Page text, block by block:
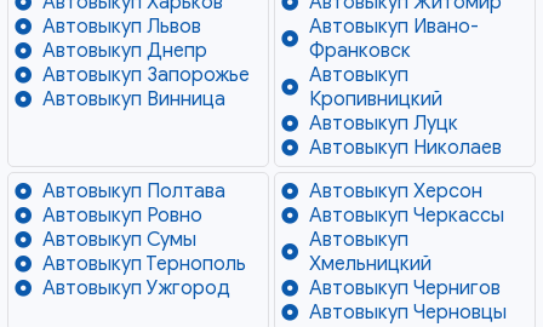
Автовыкуп Львов
Автовыкуп Днепр
Автовыкуп Запорожье
Автовыкуп Винница
Автовыкуп Ивано-
Франковск
Автовыкуп
Кропивницкий
Автовыкуп Луцк
Автовыкуп Николаев
Автовыкуп Полтава
Автовыкуп Ровно
Автовыкуп Сумы
Автовыкуп Тернополь
Автовыкуп Ужгород
Автовыкуп Херсон
Автовыкуп Черкассы
Автовыкуп
Хмельницкий
Автовыкуп Чернигов
Автовыкуп Черновцы